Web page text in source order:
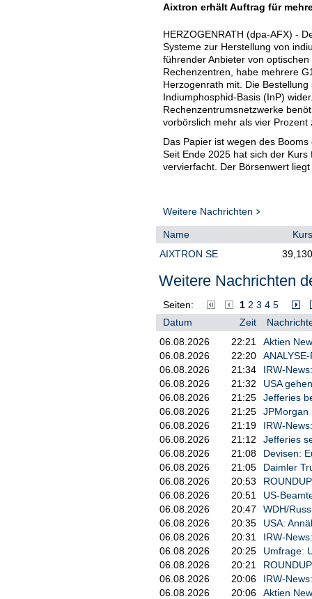
Aixtron erhält Auftrag für
HERZOGENRATH (dpa-AFX) -
Systeme zur Herstellung von
führender Anbieter von
Rechenzentren, habe mehrere
Herzogenrath mit. Die
Indiumphosphid-Basis (InP)
Rechenzentrumsnetzwerke
vorbörslich mehr als vier Prozent
Das Papier ist wegen des
Seit Ende 2025 hat sich der
vervierfacht. Der Börsenwert
Weitere Nachrichten
Name
Kurs
AIXTRON SE
39,130
Weitere Nachrichten
Seiten: 1 2 3 4 5
Datum
Zeit
06.08.2026
22:21
Aktien
06.08.2026
22:20
06.08.2026
21:34
IRW-
06.08.2026
21:32
USA
06.08.2026
21:25
Jefferies
06.08.2026
21:25
JPMorgan
06.08.2026
21:19
IRW-
06.08.2026
21:12
Jefferies
06.08.2026
21:08
Devisen:
06.08.2026
21:05
Daimler
06.08.2026
20:53
06.08.2026
20:51
US-
06.08.2026
20:47
WDH/
06.08.2026
20:35
USA:
06.08.2026
20:31
IRW-
06.08.2026
20:25
Umfrage:
06.08.2026
20:21
06.08.2026
20:06
IRW-
06.08.2026
20:06
Aktien